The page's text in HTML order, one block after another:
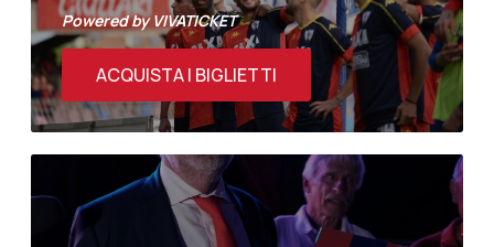
Powered by VIVATICKET
ACQUISTA I BIGLIETTI